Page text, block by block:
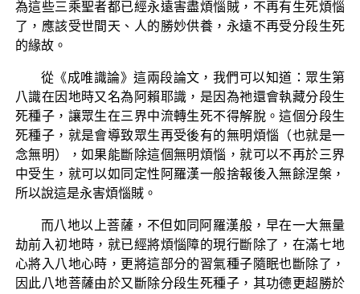
為這些三乘聖者都已經永遠害盡煩惱賊，不再有生死煩惱
了，應該受世間天、人的勝妙供養，永遠不再受分段生死
的緣故。
從《成唯識論》這兩段論文，我們可以知道：眾生第
八識在因地時又名為阿賴耶識，是因為祂還會執藏分段生
死種子，讓眾生在三界中流轉生死不得解脫。這個分段生
死種子，就是會導致眾生再受後有的無明煩惱（也就是一
念無明），如果能斷除這個無明煩惱，就可以不再於三界
中受生，就可以如同定性阿羅漢一般捨報後入無餘涅槃，
所以說這是永害煩惱賊。
而八地以上菩薩，不但如同阿羅漢般，早在一大無量
劫前入初地時，就已經將煩惱障的現行斷除了，在滿七地
心將入八地心時，更將這部分的習氣種子隨眠也斷除了，
因此八地菩薩由於又斷除分段生死種子，其功德更超勝於